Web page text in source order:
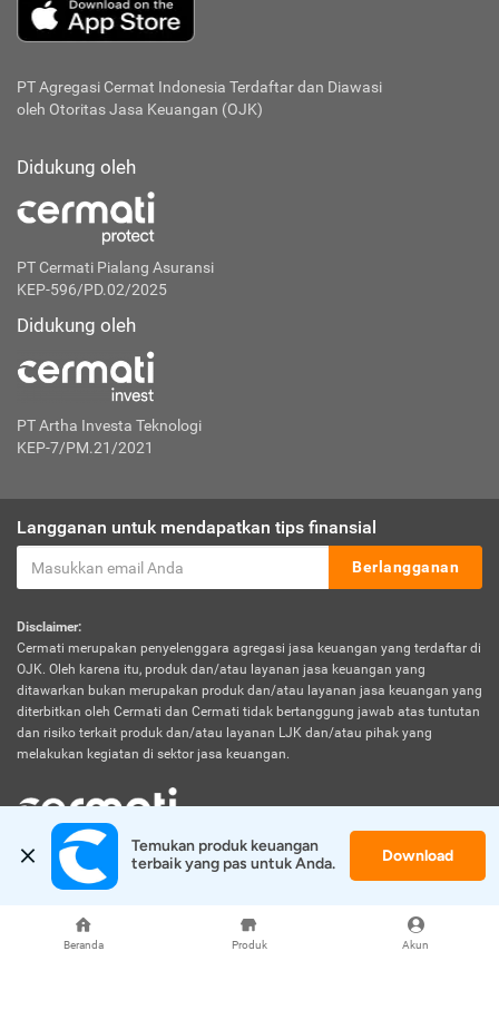
Beranda Produk Akun
PT Agregasi Cermat Indonesia Terdaftar dan Diawasi
oleh Otoritas Jasa Keuangan (OJK)
Didukung oleh
PT Cermati Pialang Asuransi
KEP-596/PD.02/2025
Didukung oleh
PT Artha Investa Teknologi
KEP-7/PM.21/2021
Langganan untuk mendapatkan tips finansial
Berlangganan
Disclaimer:
Cermati merupakan penyelenggara agregasi jasa keuangan yang terdaftar di
OJK. Oleh karena itu, produk dan/atau layanan jasa keuangan yang
ditawarkan bukan merupakan produk dan/atau layanan jasa keuangan yang
diterbitkan oleh Cermati dan Cermati tidak bertanggung jawab atas tuntutan
dan risiko terkait produk dan/atau layanan LJK dan/atau pihak yang
melakukan kegiatan di sektor jasa keuangan.
© 2026 Cermati. All Rights Reserved.
Temukan produk keuangan
terbaik yang pas untuk Anda.
Download